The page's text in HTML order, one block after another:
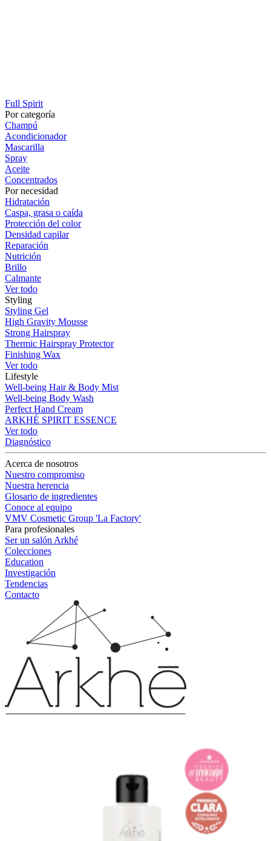
Full Spirit
Por categoría
Champú
Acondicionador
Mascarilla
Spray
Aceite
Concentrados
Por necesidad
Hidratación
Caspa, grasa o caída
Protección del color
Densidad capilar
Reparación
Nutrición
Brillo
Calmante
Ver todo
Styling
Styling Gel
High Gravity Mousse
Strong Hairspray
Thermic Hairspray Protector
Finishing Wax
Ver todo
Lifestyle
Well-being Hair & Body Mist
Well-being Body Wash
Perfect Hand Cream
ARKHÉ SPIRIT ESSENCE
Ver todo
Diagnóstico
Acerca de nosotros
Nuestro compromiso
Nuestra herencia
Glosario de ingredientes
Conoce al equipo
VMV Cosmetic Group 'La Factory'
Para profesionales
Ser un salón Arkhé
Colecciones
Education
Investigación
Tendencias
Contacto